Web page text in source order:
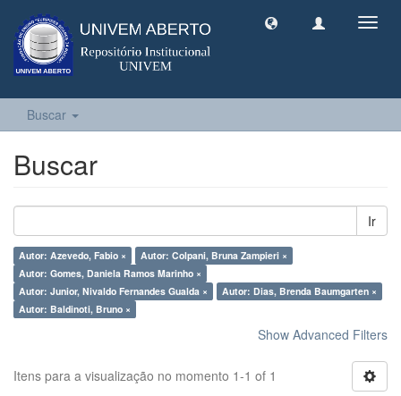
Buscar
Buscar
Ir
Autor: Azevedo, Fabio ×
Autor: Colpani, Bruna Zampieri ×
Autor: Gomes, Daniela Ramos Marinho ×
Autor: Junior, Nivaldo Fernandes Gualda ×
Autor: Dias, Brenda Baumgarten ×
Autor: Baldinoti, Bruno ×
Show Advanced Filters
Itens para a visualização no momento 1-1 of 1